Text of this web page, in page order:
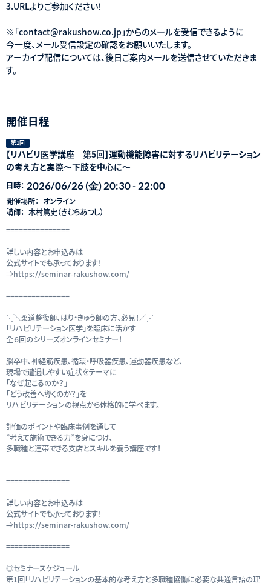
3.URLよりご参加ください！
※「contact@rakushow.co.jp」からのメールを受信できるように
今一度、メール受信設定の確認をお願いいたします。
アーカイブ配信については、後日ご案内メールを送信させていただきま
す。
開催日程
第1回
【リハビリ医学講座 第5回】運動機能障害に対するリハビリテーション
の考え方と実際～下肢を中心に～
日時： 2026/06/26 (金) 20:30 - 22:00
開催場所： オンライン
講師： 木村篤史（きむらあつし）
===============
詳しい内容とお申込みは
公式サイトでも承っております！
⇒https://seminar-rakushow.com/
===============
⋱＼柔道整復師、はり・きゅう師の方、必見！／⋰
「リハビリテーション医学」を臨床に活かす
全６回のシリーズオンラインセミナー！
脳卒中、神経筋疾患、循環・呼吸器疾患、運動器疾患など、
現場で遭遇しやすい症状をテーマに
「なぜ起こるのか？」
「どう改善へ導くのか？」を
リハビリテーションの視点から体格的に学べます。
評価のポイントや臨床事例を通して
”考えて施術できる力”を身につけ、
多職種と連帯できる支店とスキルを養う講座です！
===============
詳しい内容とお申込みは
公式サイトでも承っております！
⇒https://seminar-rakushow.com/
===============
◎セミナースケジュール
第1回「リハビリテーションの基本的な考え方と多職種協働に必要な共通言語の理